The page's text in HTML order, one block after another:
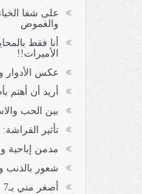
على شفا
والغموض
أنا فقط
الأميرات!!
عكس الأدوار
أريد أن
بين الحب
تأثير
مدمن إباحية
شعور بالذنب
أصغر مني بـ7 سنين يا ترى موافقين؟!